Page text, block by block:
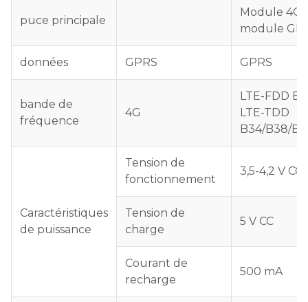
puce principale
Module 4G
module
données GPRS GPRS
bande de
fréquence
4G
LTE-FDD
LTE-TDD
B34/B38/
Caractéristiques
de puissance
Tension de
fonctionnement
3,5-4,2 V CC
Tension de
charge
5 V CC
Courant de
recharge
500 mA